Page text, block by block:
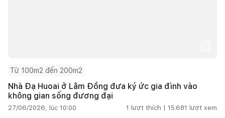
Từ 100m2 đến 200m2
Nhà Đạ Huoai ở Lâm Đồng đưa ký ức gia đình vào
không gian sống đương đại
27/06/2026, lúc 10:00 1 lượt thích | 15.681 lượt xem